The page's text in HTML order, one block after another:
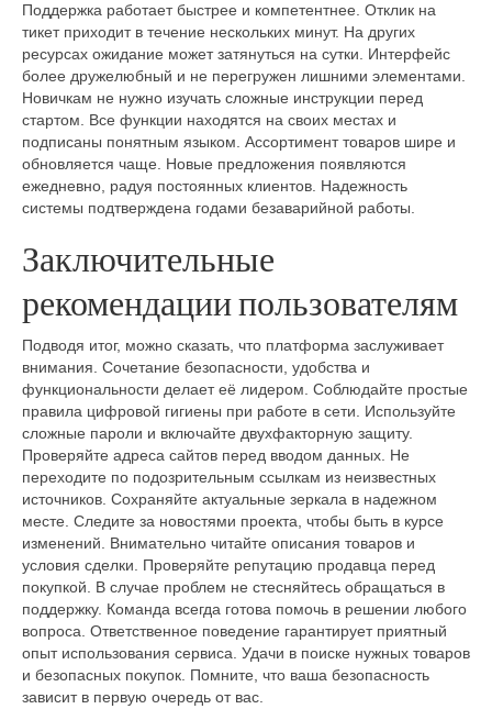
Поддержка работает быстрее и компетентнее. Отклик на
тикет приходит в течение нескольких минут. На других
ресурсах ожидание может затянуться на сутки. Интерфейс
более дружелюбный и не перегружен лишними элементами.
Новичкам не нужно изучать сложные инструкции перед
стартом. Все функции находятся на своих местах и
подписаны понятным языком. Ассортимент товаров шире и
обновляется чаще. Новые предложения появляются
ежедневно, радуя постоянных клиентов. Надежность
системы подтверждена годами безаварийной работы.
Заключительные
рекомендации пользователям
Подводя итог, можно сказать, что платформа заслуживает
внимания. Сочетание безопасности, удобства и
функциональности делает её лидером. Соблюдайте простые
правила цифровой гигиены при работе в сети. Используйте
сложные пароли и включайте двухфакторную защиту.
Проверяйте адреса сайтов перед вводом данных. Не
переходите по подозрительным ссылкам из неизвестных
источников. Сохраняйте актуальные зеркала в надежном
месте. Следите за новостями проекта, чтобы быть в курсе
изменений. Внимательно читайте описания товаров и
условия сделки. Проверяйте репутацию продавца перед
покупкой. В случае проблем не стесняйтесь обращаться в
поддержку. Команда всегда готова помочь в решении любого
вопроса. Ответственное поведение гарантирует приятный
опыт использования сервиса. Удачи в поиске нужных товаров
и безопасных покупок. Помните, что ваша безопасность
зависит в первую очередь от вас.